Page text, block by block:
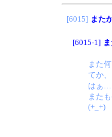
[6015] また
[6015-1]
また
てか
はぁ…
また
(+_+)